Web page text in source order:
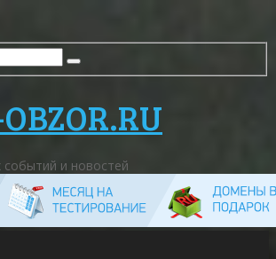
и новостей